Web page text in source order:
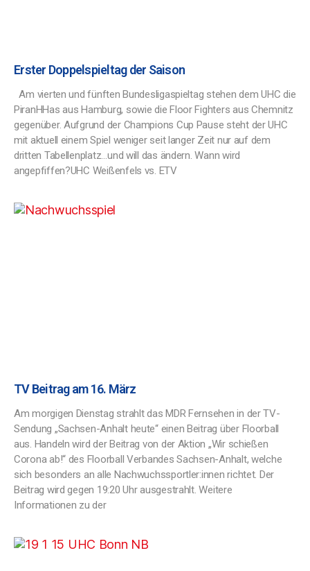
Erster Doppelspieltag der Saison
Am vierten und fünften Bundesligaspieltag stehen dem UHC die
PiranHHas aus Hamburg, sowie die Floor Fighters aus Chemnitz
gegenüber. Aufgrund der Champions Cup Pause steht der UHC
mit aktuell einem Spiel weniger seit langer Zeit nur auf dem
dritten Tabellenplatz…und will das ändern. Wann wird
angepfiffen?UHC Weißenfels vs. ETV
TV Beitrag am 16. März
Am morgigen Dienstag strahlt das MDR Fernsehen in der TV-
Sendung „Sachsen-Anhalt heute“ einen Beitrag über Floorball
aus. Handeln wird der Beitrag von der Aktion „Wir schießen
Corona ab!“ des Floorball Verbandes Sachsen-Anhalt, welche
sich besonders an alle Nachwuchssportler:innen richtet. Der
Beitrag wird gegen 19:20 Uhr ausgestrahlt. Weitere
Informationen zu der